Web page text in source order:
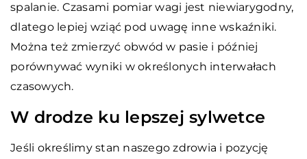
spalanie. Czasami pomiar wagi jest niewiarygodny,
dlatego lepiej wziąć pod uwagę inne wskaźniki.
Można też zmierzyć obwód w pasie i później
porównywać wyniki w określonych interwałach
czasowych.
W drodze ku lepszej sylwetce
Jeśli określimy stan naszego zdrowia i pozycję